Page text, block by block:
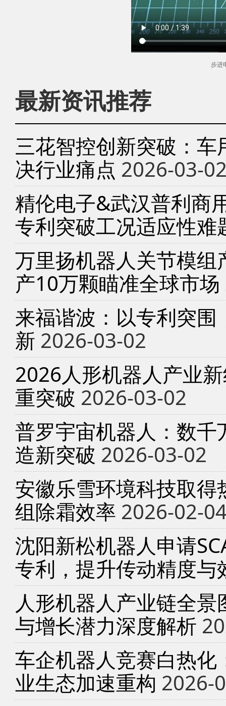
步进
最新资讯推荐
三花智控创新突破：
决行业痛点 2026-03-
精伦电子&武汉普利商
专利突破工况适应性难
万里扬机器人关节模
产10万颗瞄准全球市场
来福谐波：以专利突
新 2026-03-02
2026人形机器人产业
重突破 2026-03-02
普罗宇宙机器人：数
造新突破 2026-03-02
安徽乐雪环境科技取
组除霜效率 2026-02-
沈阳新松机器人申请
专利，提升传动精度与
人形机器人产业链全
与增长潜力深度解析
车企机器人竞赛白热
业生态加速重构 2026-